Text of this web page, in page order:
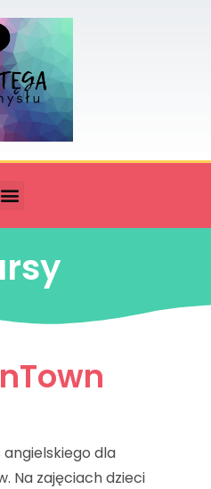
angielskiego dla
Na zajęciach dzieci